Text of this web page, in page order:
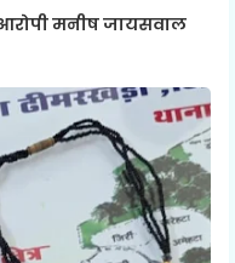
मनीष जायसवाल